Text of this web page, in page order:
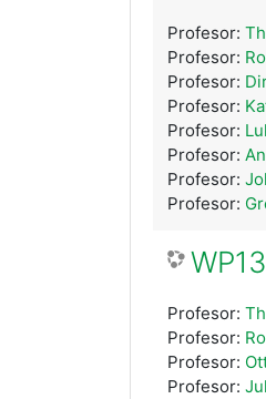
Profesor:
Profesor:
Profesor:
Profesor:
Profesor:
Profesor:
Profesor:
Profesor:
Profesor:
Profesor:
Profesor:
Profesor: